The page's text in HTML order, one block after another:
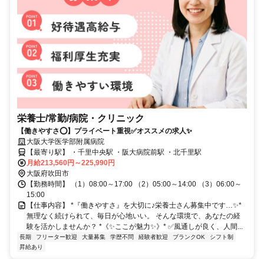
栄養士/常勤/病院・クリニック
【働きやすさ⭕️】プライベート重視✅️オススメの求人✨
大阪大学医学部附属病院
【最寄り駅】 ・千里中央駅 ・阪大病院前駅 ・北千里駅
月給213,560円～225,990円
大阪府吹田市
【勤務時間】 （1）08:00～17:00 （2）05:00～14:00 （3）06:00～
15:00
【仕事内容】 *『働きやすさ』を大切に♪栄養士さん募集中です…✨*
無理なく続けられて、毎日が心地いい。 そんな環境で、あなたの経
験を活かしませんか？ *《✨ここが魅力✨》* ✅️風通しが良く、人間...
長期 フリーター歓迎 大量募集 学歴不問 経験者歓迎 ブランクOK
シフト制
昇給あり